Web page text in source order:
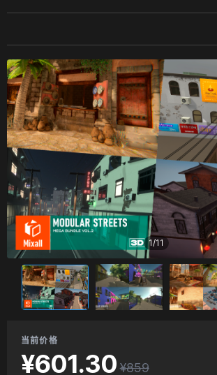
1/11
当前价格
¥601.30 ¥859